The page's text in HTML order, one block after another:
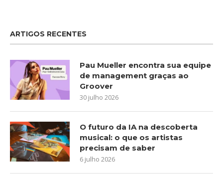
ARTIGOS RECENTES
Pau Mueller encontra sua equipe
de management graças ao
Groover
30 julho 2026
O futuro da IA na descoberta
musical: o que os artistas
precisam de saber
6 julho 2026